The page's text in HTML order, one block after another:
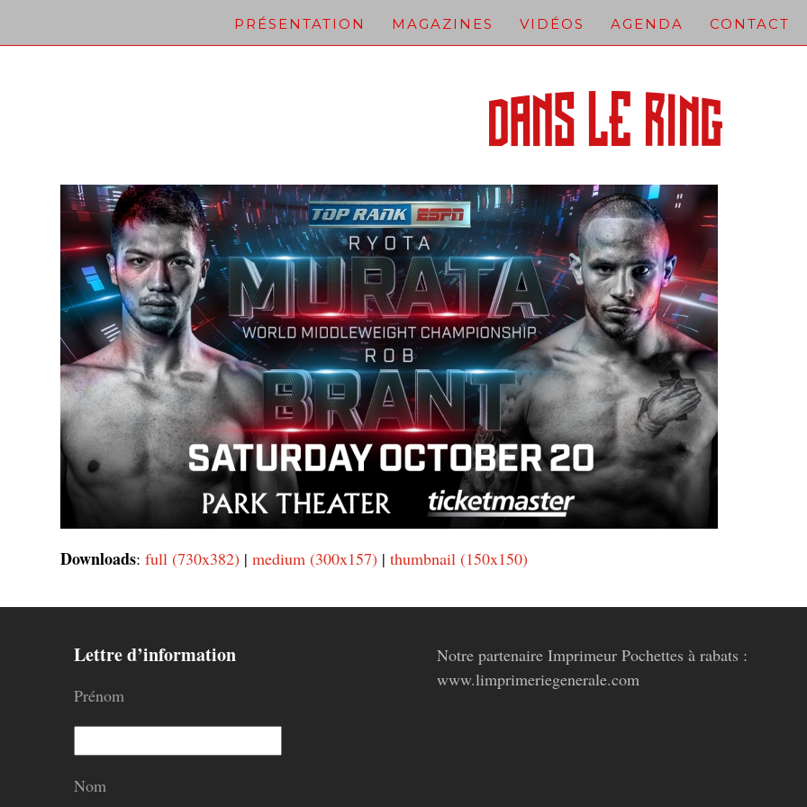
PRÉSENTATION MAGAZINES VIDÉOS AGENDA CONTACT
Downloads:full (730x382) |medium (300x157) |thumbnail (150x150)
Lettre d’information
Prénom
Nom
Notre partenaire Imprimeur Pochettes à rabats :
www.limprimeriegenerale.com